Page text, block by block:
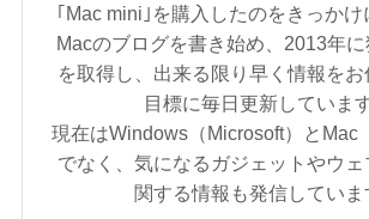
｢Mac mini｣を購入したのをきっかけ
Macのブログを書き始め、2013年
を取得し、出来る限り早く情報を
目標に毎日更新しています
現在はWindows（Microsoft）とMac
でなく、気になるガジェットやウェ
関する情報も発信していま